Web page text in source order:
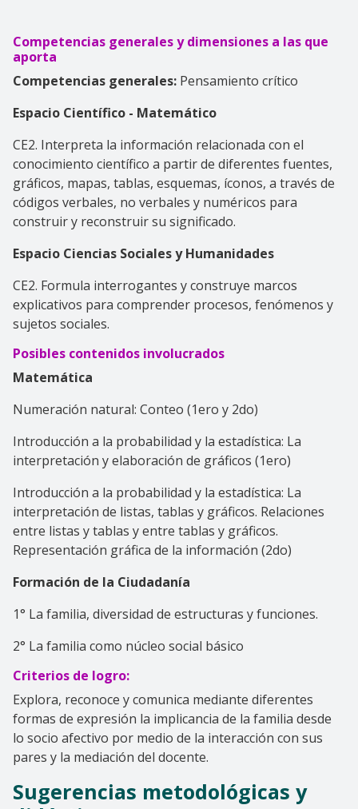
Competencias generales y dimensiones a las que
aporta
Competencias generales: Pensamiento crítico
Espacio Científico - Matemático
CE2. Interpreta la información relacionada con el
conocimiento científico a partir de diferentes fuentes,
gráficos, mapas, tablas, esquemas, íconos, a través de
códigos verbales, no verbales y numéricos para
construir y reconstruir su significado.
Espacio Ciencias Sociales y Humanidades
CE2. Formula interrogantes y construye marcos
explicativos para comprender procesos, fenómenos y
sujetos sociales.
Posibles contenidos involucrados
Matemática
Numeración natural: Conteo (1ero y 2do)
Introducción a la probabilidad y la estadística: La
interpretación y elaboración de gráficos (1ero)
Introducción a la probabilidad y la estadística: La
interpretación de listas, tablas y gráficos. Relaciones
entre listas y tablas y entre tablas y gráficos.
Representación gráfica de la información (2do)
Formación de la Ciudadanía
1° La familia, diversidad de estructuras y funciones.
2° La familia como núcleo social básico
Criterios de logro:
Explora, reconoce y comunica mediante diferentes
formas de expresión la implicancia de la familia desde
lo socio afectivo por medio de la interacción con sus
pares y la mediación del docente.
Sugerencias metodológicas y